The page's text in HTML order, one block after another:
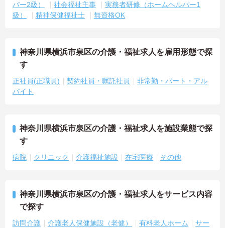
パー2級）
社会福祉主事
実務者研修（ホームヘルパー1
級）
精神保健福祉士 無資格OK
神奈川県横浜市泉区の介護・福祉求人を雇用形態で探
す
正社員(正職員) 契約社員・嘱託社員
非常勤・パート・アル
バイト
神奈川県横浜市泉区の介護・福祉求人を施設業態で探
す
病院 クリニック 介護福祉施設 在宅医療 その他
神奈川県横浜市泉区の介護・福祉求人をサービス内容
で探す
訪問介護 介護老人保健施設（老健） 有料老人ホーム
サー